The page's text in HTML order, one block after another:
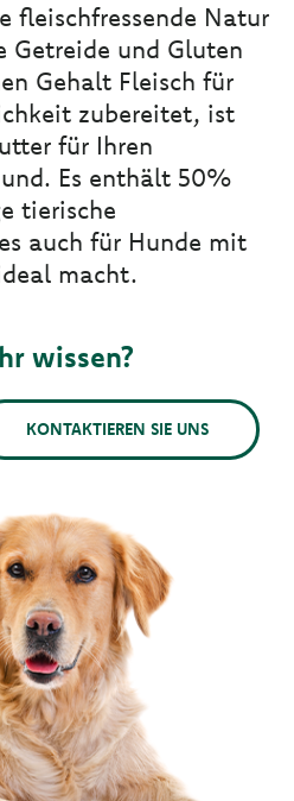
fleischfressende Natur
Getreide und Gluten
Gehalt Fleisch für
zubereitet, ist
für Ihren
Es enthält 50%
tierische
auch für Hunde mit
macht.
wissen?
KONTAKTIEREN SIE UNS